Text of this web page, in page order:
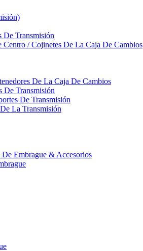
De Transmisión
/ Cojinetes De La Caja De Cambios
De La Caja De Cambios
De Transmisión
De Transmisión
La Transmisión
De Embrague & Accesorios